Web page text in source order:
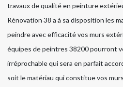
travaux de qualité en peinture
Rénovation 38 a à sa disposition les
peindre avec efficacité vos murs
équipes de peintres 38200 pourront
irréprochable qui sera en parfait
soit le matériau qui constitue vos